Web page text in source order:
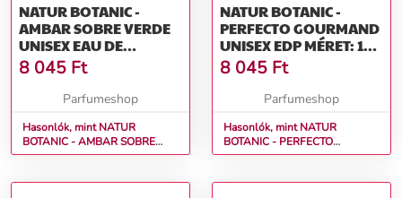
NATUR BOTANIC -
AMBAR SOBRE VERDE
UNISEX EAU DE
PARFUM 100 ML
MÉRET: 100 ML
8 045 Ft
Parfumeshop
Hasonlók, mint NATUR
BOTANIC - AMBAR SOBRE
VERDE Unisex Eau De Parfum
NATUR BOTANIC -
PERFECTO GOURMAND
UNISEX EDP MÉRET: 100
ML
8 045 Ft
Parfumeshop
Hasonlók, mint NATUR
BOTANIC - PERFECTO
GOURMAND Unisex EDP